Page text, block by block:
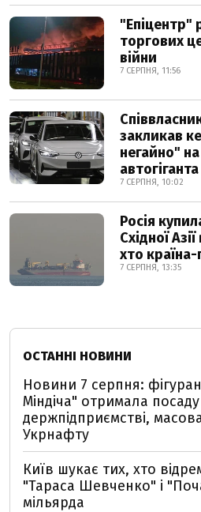
"Епіцентр"
торгових
війни
7 СЕРПНЯ, 11:56
закликав
негайно"
автогіганта
7 СЕРПНЯ, 10:02
Росія
Східної
хто
7 СЕРПНЯ, 13:35
ОСТАННІ НОВИНИ
Новини 7 серпня:
Міндіча" отримала
держпідприємстві,
Укрнафту
Київ шукає тих, хто
"Тараса Шевченко" і
мільярда